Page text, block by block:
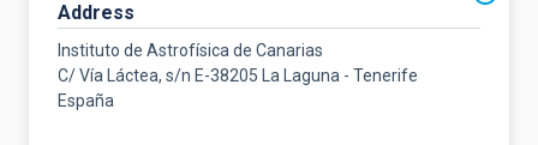
Address
Instituto de Astrofísica de Canarias
C/ Vía Láctea, s/n E-38205 La Laguna - Tenerife
España